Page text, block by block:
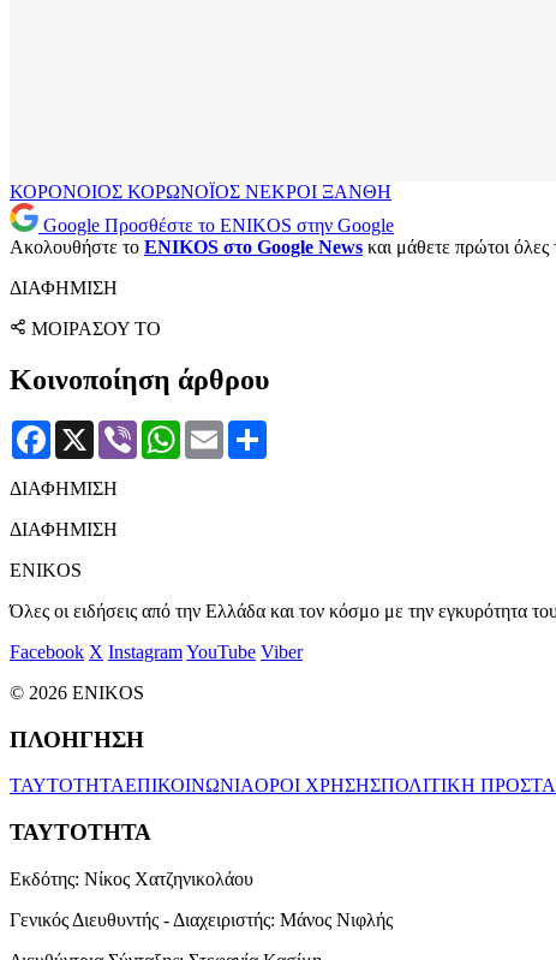
ΚΟΡΟΝΟΙΟΣ ΚΟΡΩΝΟΪΟΣ ΝΕΚΡΟΙ ΞΑΝΘΗ
Google Προσθέστε το ENIKOS στην Google
Ακολουθήστε το ENIKOS στο Google News και μάθετε πρώτοι όλες
ΔΙΑΦΗΜΙΣΗ
ΜΟΙΡΑΣΟΥ ΤΟ
Κοινοποίηση άρθρου
Facebook
X Viber WhatsApp
Email
ΔΙΑΦΗΜΙΣΗ
ΔΙΑΦΗΜΙΣΗ
ENIKOS
Όλες οι ειδήσεις από την Ελλάδα και τον κόσμο με την εγκυρότητα
Facebook X InstagramYouTube Viber
© 2026 ENIKOS
ΠΛΟΗΓΗΣΗ
ΤΑΥΤΟΤΗΤΑΕΠΙΚΟΙΝΩΝΙΑΟΡΟΙ ΧΡΗΣΗΣΠΟΛΙΤΙΚΗ
ΤΑΥΤΟΤΗΤΑ
Εκδότης: Νίκος Χατζηνικολάου
Γενικός Διευθυντής - Διαχειριστής: Μάνος Νιφλής